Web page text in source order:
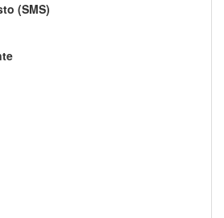
(SMS)